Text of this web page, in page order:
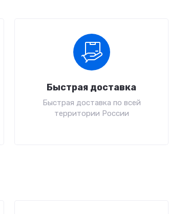
Быстрая доставка
Быстрая доставка по всей
территории России